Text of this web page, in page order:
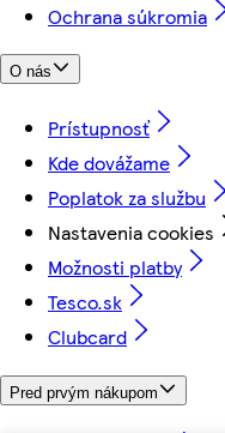
Ochrana súkromia
O nás
Prístupnosť
Kde dovážame
Poplatok za službu
Nastavenia cookies
Možnosti platby
Tesco.sk
Clubcard
Pred prvým nákupom